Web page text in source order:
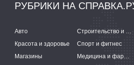
РУБРИКИ НА
Авто Строительство и ремонт
Красота и здоровье
Спорт и фитнес
Магазины
Медицина и фармацевтика